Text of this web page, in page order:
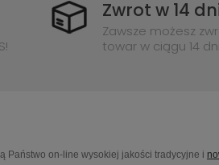
Zwrot w 14
Zawsze możesz
towar w ciągu 14 dni
Państwo on-line wysokiej jakości tradycyjne i